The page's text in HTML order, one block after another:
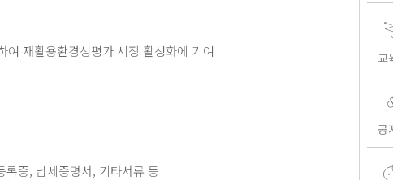
재활용환경성평가 시장 활성화에 기여
증, 납세증명서, 기타서류 등
교
공